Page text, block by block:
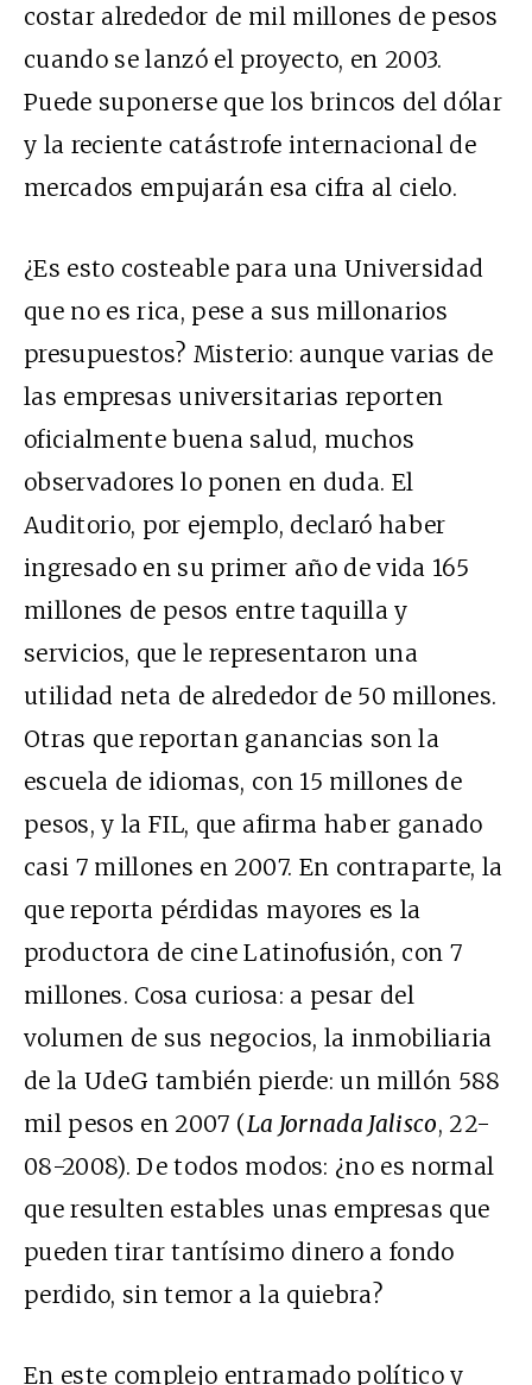
costar alrededor de mil millones de pesos
cuando se lanzó el proyecto, en 2003.
Puede suponerse que los brincos del dólar
y la reciente catástrofe internacional de
mercados empujarán esa cifra al cielo.
¿Es esto costeable para una Universidad
que no es rica, pese a sus millonarios
presupuestos? Misterio: aunque varias de
las empresas universitarias reporten
oficialmente buena salud, muchos
observadores lo ponen en duda. El
Auditorio, por ejemplo, declaró haber
ingresado en su primer año de vida 165
millones de pesos entre taquilla y
servicios, que le representaron una
utilidad neta de alrededor de 50 millones.
Otras que reportan ganancias son la
escuela de idiomas, con 15 millones de
pesos, y la FIL, que afirma haber ganado
casi 7 millones en 2007. En contraparte, la
que reporta pérdidas mayores es la
productora de cine Latinofusión, con 7
millones. Cosa curiosa: a pesar del
volumen de sus negocios, la inmobiliaria
de la UdeG también pierde: un millón 588
mil pesos en 2007 (La Jornada Jalisco, 22-
08-2008). De todos modos: ¿no es normal
que resulten estables unas empresas que
pueden tirar tantísimo dinero a fondo
perdido, sin temor a la quiebra?
En este complejo entramado político y